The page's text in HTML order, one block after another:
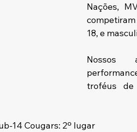
Nações,
18, e
Nossos
troféus
14 Cougars: 2º lugar